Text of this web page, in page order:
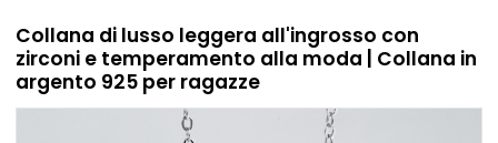
Collana di lusso leggera all'ingrosso con
zirconi e temperamento alla moda | Collana in
argento 925 per ragazze